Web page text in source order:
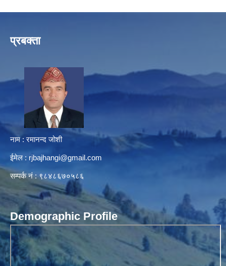
प्रबक्ता
नाम : रमानन्द जोशी
ईमेल : rjbajhangi@gmail.com
सम्पर्क नं : ९८४८६७०५८६
Demographic Profile